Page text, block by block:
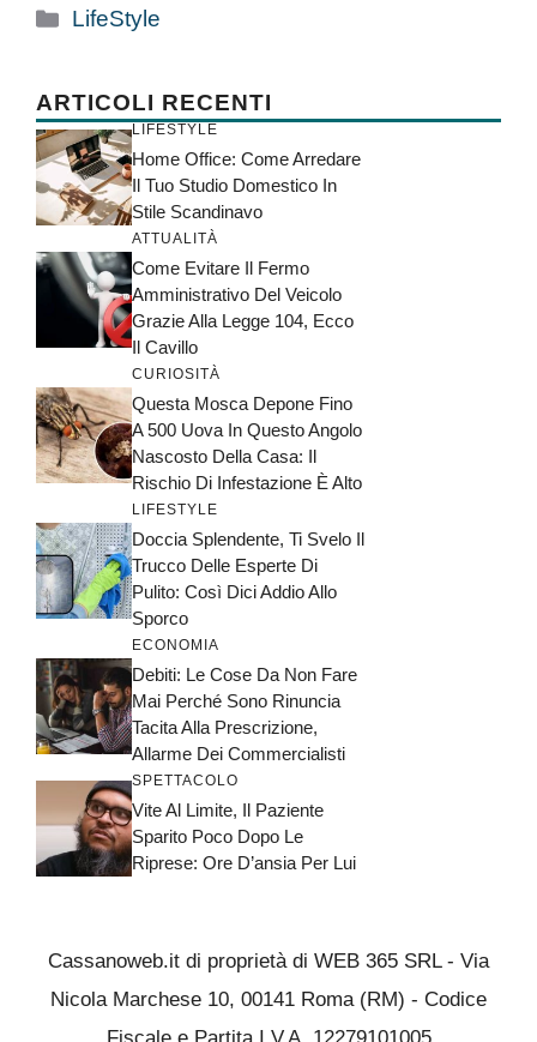
Categorie
LifeStyle
ARTICOLI RECENTI
LIFESTYLE
Home Office: Come Arredare
Il Tuo Studio Domestico In
Stile Scandinavo
ATTUALITÀ
Come Evitare Il Fermo
Amministrativo Del Veicolo
Grazie Alla Legge 104, Ecco
Il Cavillo
CURIOSITÀ
Questa Mosca Depone Fino
A 500 Uova In Questo Angolo
Nascosto Della Casa: Il
Rischio Di Infestazione È Alto
LIFESTYLE
Doccia Splendente, Ti Svelo Il
Trucco Delle Esperte Di
Pulito: Così Dici Addio Allo
Sporco
ECONOMIA
Debiti: Le Cose Da Non Fare
Mai Perché Sono Rinuncia
Tacita Alla Prescrizione,
Allarme Dei Commercialisti
SPETTACOLO
Vite Al Limite, Il Paziente
Sparito Poco Dopo Le
Riprese: Ore D’ansia Per Lui
Cassanoweb.it di proprietà di WEB 365 SRL - Via
Nicola Marchese 10, 00141 Roma (RM) - Codice